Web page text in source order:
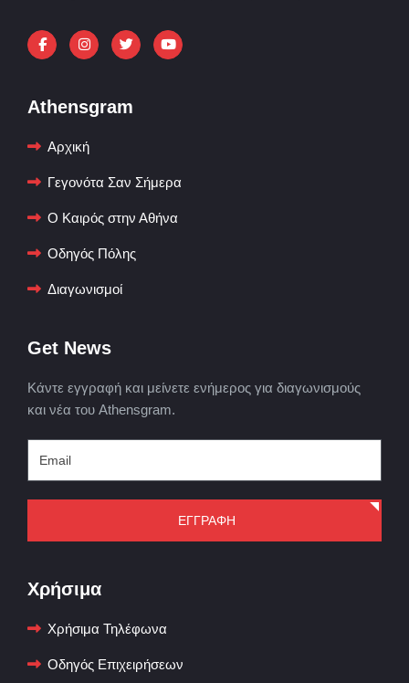
Athensgram
Αρχική
Γεγονότα Σαν Σήμερα
Ο Καιρός στην Αθήνα
Οδηγός Πόλης
Διαγωνισμοί
Get News
Κάντε εγγραφή και μείνετε ενήμερος για διαγωνισμούς
και νέα του Athensgram.
ΕΓΓΡΑΦΗ
Χρήσιμα
Χρήσιμα Τηλέφωνα
Οδηγός Επιχειρήσεων